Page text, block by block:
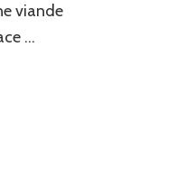
viande
…